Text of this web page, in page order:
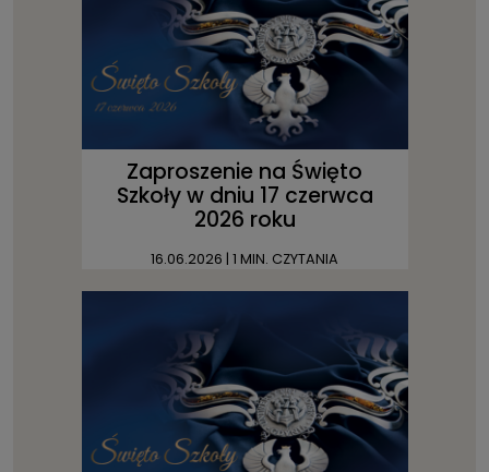
Zaproszenie na Święto
Szkoły w dniu 17 czerwca
2026 roku
16.06.2026 | 1 MIN. CZYTANIA